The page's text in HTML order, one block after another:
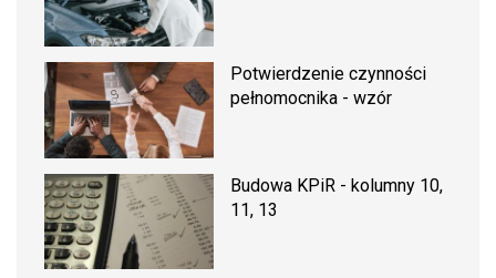
Potwierdzenie czynności
pełnomocnika - wzór
Budowa KPiR - kolumny 10,
11, 13